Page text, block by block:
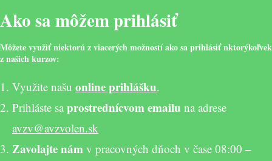
Ako sa môžem prihlásiť
Môžete využiť niektorú z viacerých možností ako sa prihlásiť nktorýkoľvek
z našich kurzov:
Využite našu online prihlášku.
Prihláste sa prostrednícvom emailu na adrese
avzv@avzvolen.sk
Zavolajte nám v pracovných dňoch v čase 08:00 –